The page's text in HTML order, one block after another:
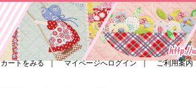
カートをみる｜ マイページへログイン｜ ご利用案内